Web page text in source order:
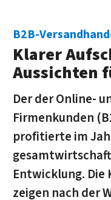
B2B-
Klarer
Aussichten
Der der Online-
Firmenkunden
profitierte im
Entwicklung.
zeigen nach der